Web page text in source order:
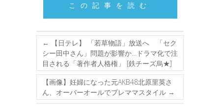
この記事を読む
←
【日テレ】 「若草物語」放送へ 「セク
シー田中さん」問題が影響か…ドラマ化で注
目される「著作者人格権」 [鉄チーズ烏★]
【画像】妊婦になった元AKB48北原里英さ
ん、オーバーオールでプレママスタイル →